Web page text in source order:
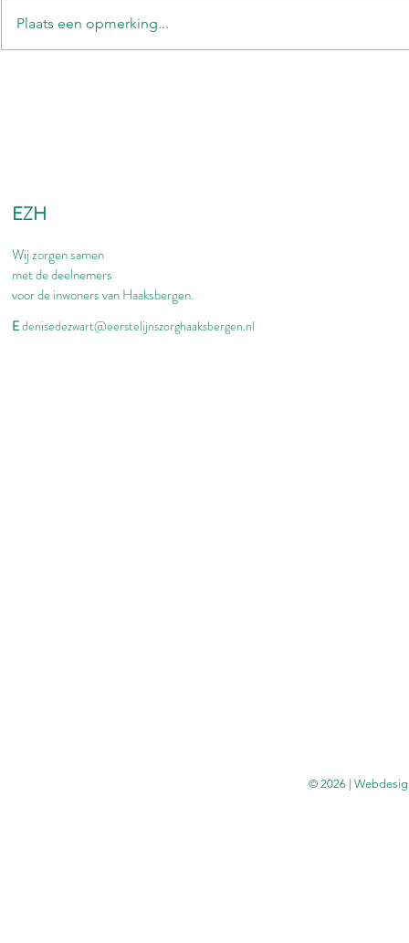
Plaats een opmerking...
EZH
Wij zorgen samen
met de deelnemers
voor de inwoners van Haaksbergen.
Edenisedezwart@eerstelijnszorghaaksbergen.nl
© 2026 |